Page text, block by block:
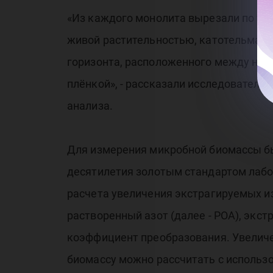
«Из каждого монолита вырезали по
живой растительностью, катотельма,
горизонта, расположенного между
плёнкой», - рассказали
анализа.
Для измерения микробной биомассы
десятилетия золотым стандартом
расчета увеличения экстрагируемых
растворенный азот (далее - РОА),
коэффициент преобразования.
биомассу можно рассчитать с